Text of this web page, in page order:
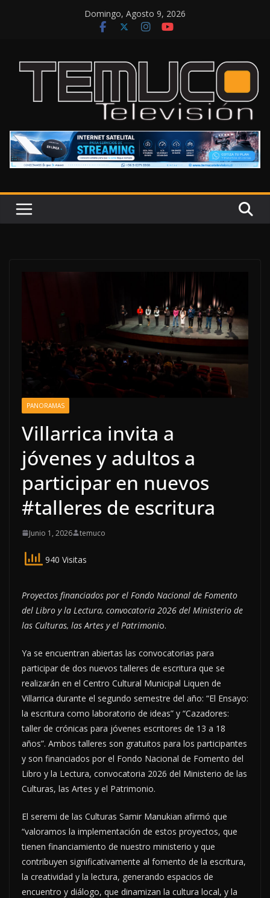
Domingo, Agosto 9, 2026
PANORAMAS
Villarrica invita a
jóvenes y adultos a
participar en nuevos
#talleres de escritura
Junio 1, 2026 temuco
940 Visitas
Proyectos financiados por el Fondo Nacional de Fomento
del Libro y la Lectura, convocatoria 2026 del Ministerio de
las Culturas, las Artes y el Patrimonio.
Ya se encuentran abiertas las convocatorias para
participar de dos nuevos talleres de escritura que se
realizarán en el Centro Cultural Municipal Liquen de
Villarrica durante el segundo semestre del año: “El Ensayo:
la escritura como laboratorio de ideas” y “Cazadores:
taller de crónicas para jóvenes escritores de 13 a 18
años”. Ambos talleres son gratuitos para los participantes
y son financiados por el Fondo Nacional de Fomento del
Libro y la Lectura, convocatoria 2026 del Ministerio de las
Culturas, las Artes y el Patrimonio.
El seremi de las Culturas Samir Manukian afirmó que
“valoramos la implementación de estos proyectos, que
tienen financiamiento de nuestro ministerio y que
contribuyen significativamente al fomento de la escritura,
la creatividad y la lectura, generando espacios de
encuentro y diálogo, que dinamizan la cultura local, y la